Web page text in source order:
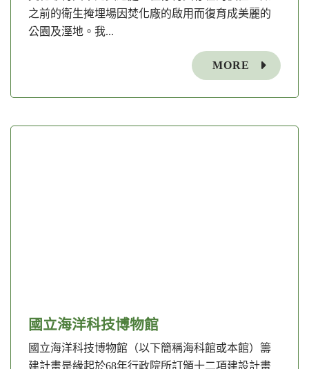
之前的衛生掩埋場因焚化廠的啟用而復育成美麗的
公園及溼地。我...
MORE
國立海洋科技博物館
國立海洋科技博物館（以下簡稱海科館或本館）籌
建計畫是緣起於68年行政院所訂頒十二項建設計畫